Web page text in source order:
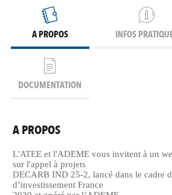
A PROPOS INFOS
DOCUMENTATION
A PROPOS
L'ATEE et l'ADEME vous invitent à un
sur l'appel à projets
DECARB IND 25-2, lancé dans le cadre
d’investissement France